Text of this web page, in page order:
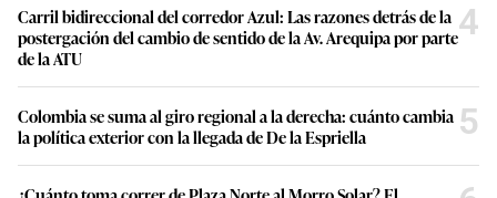
Carril bidireccional del corredor Azul: Las razones detrás de la
postergación del cambio de sentido de la Av. Arequipa por parte
de la ATU
4
Colombia se suma al giro regional a la derecha: cuánto cambia
la política exterior con la llegada de De la Espriella
5